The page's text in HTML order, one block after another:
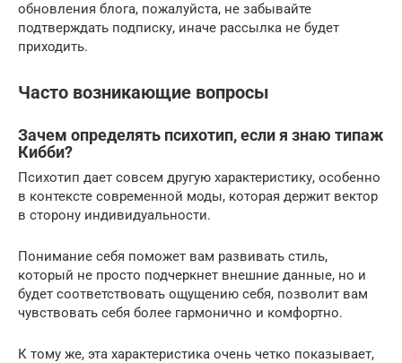
обновления блога, пожалуйста, не забывайте
подтверждать подписку, иначе рассылка не будет
приходить.
Часто возникающие вопросы
Зачем определять психотип, если я знаю типаж
Кибби?
Психотип дает совсем другую характеристику, особенно
в контексте современной моды, которая держит вектор
в сторону индивидуальности.
Понимание себя поможет вам развивать стиль,
который не просто подчеркнет внешние данные, но и
будет соответствовать ощущению себя, позволит вам
чувствовать себя более гармонично и комфортно.
К тому же, эта характеристика очень четко показывает,